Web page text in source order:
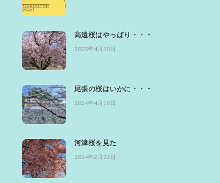
高遠桜はやっぱり・・・
2025年4月30日
尾張の桜はいかに・・・
2024年4月10日
河津桜を見た
2024年2月22日